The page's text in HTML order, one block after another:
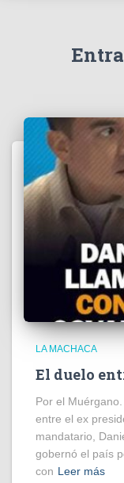
LA MACHACA
El duelo
Por el
entre el ex
mandatario,
gobernó el país
con Leer más